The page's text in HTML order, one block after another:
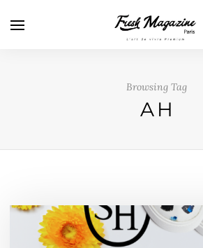
Browsing Tag
AH